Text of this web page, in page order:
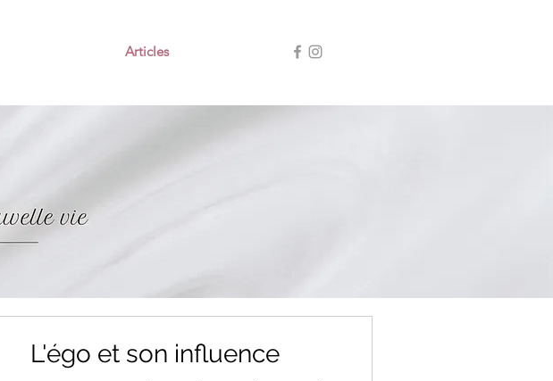
Articles
L'égo et son influence